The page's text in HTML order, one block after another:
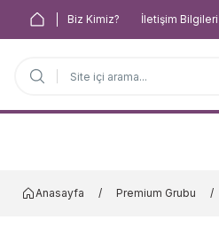
Biz Kimiz? İletişim Bilgileri
Anasayfa Premium Grubu